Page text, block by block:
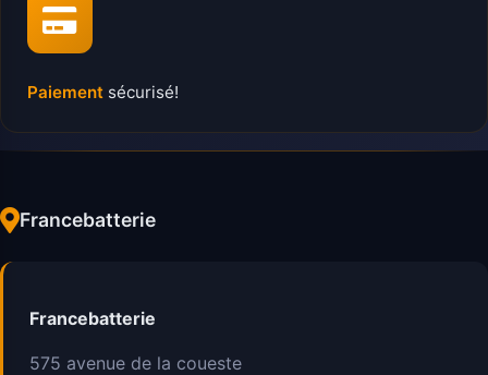
Paiement sécurisé!
Francebatterie
Francebatterie
575 avenue de la coueste